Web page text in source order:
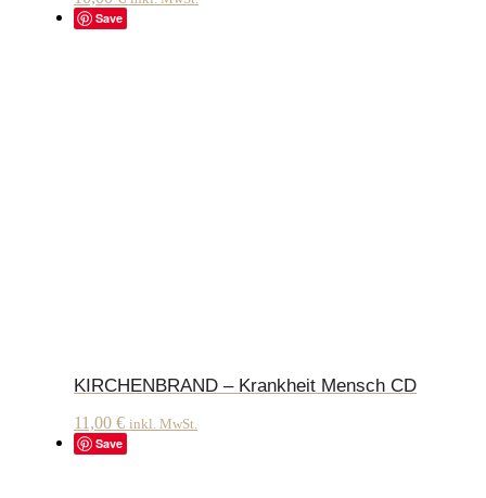
Save
KIRCHENBRAND – Krankheit Mensch CD
11,00 € inkl. MwSt.
Save